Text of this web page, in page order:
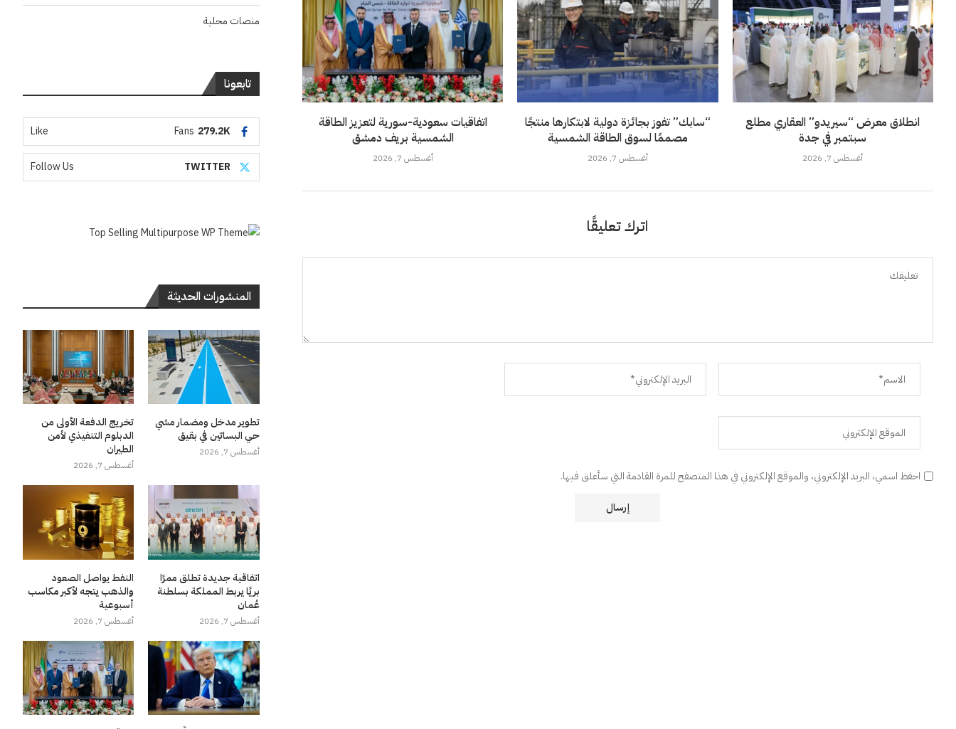
اتفاقيات سعودية-سورية لتعزيز الطاقة
الشمسية بريف دمشق
أغسطس 7, 2026
“سابك” تفوز بجائزة دولية لابتكارها منتجًا
مصممًا لسوق الطاقة الشمسية
أغسطس 7, 2026
انطلاق معرض “سيريدو” العقاري مطلع
سبتمبر في جدة
أغسطس 7, 2026
اترك تعليقًا
احفظ اسمي، البريد الإلكتروني، والموقع الإلكتروني في هذا المتصفح للمرة القادمة التي سأعلق فيها.
منصات محلية
تابعونا
279.2K
Fans
Like
TWITTER
Follow Us
المنشورات الحديثة
تطوير مدخل ومضمار مشي
حي البساتين في بقيق
أغسطس 7, 2026
تخريج الدفعة الأولى من
الدبلوم التنفيذي لأمن
الطيران
أغسطس 7, 2026
اتفاقية جديدة تطلق ممرًا
بريًا يربط المملكة بسلطنة
عُمان
أغسطس 7, 2026
النفط يواصل الصعود
والذهب يتجه لأكبر مكاسب
أسبوعية
أغسطس 7, 2026